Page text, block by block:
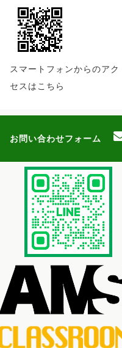
スマートフォンからのアク
セスはこちら
お問い合わせフォーム